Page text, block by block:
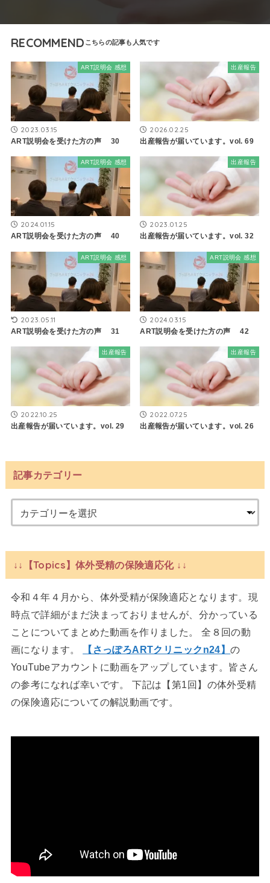
RECOMMEND
ART説明会 感想
2023.03.15
ART説明会を受けた方の声 30
出産報告
2026.02.25
出産報告が届いています。vol. 69
ART説明会 感想
2024.01.15
ART説明会を受けた方の声 40
出産報告
2023.01.25
出産報告が届いています。vol. 32
ART説明会 感想
2023.05.11
ART説明会を受けた方の声 31
ART説明会 感想
2024.03.15
ART説明会を受けた方の声 42
出産報告
2022.10.25
出産報告が届いています。vol. 29
出産報告
2022.07.25
出産報告が届いています。vol. 26
記事カテゴリー
↓↓【Topics】体外受精の保険適応化 ↓↓
令和４年４月から、体外受精が保険適応となります。現
時点で詳細がまだ決まっておりませんが、分かっている
ことについてまとめた動画を作りました。 全８回の動
画になります。
【さっぽろARTクリニックn24】の
YouTubeアカウントに動画をアップしています。皆さん
の参考になれば幸いです。 下記は【第1回】の体外受精
の保険適応についての解説動画です。